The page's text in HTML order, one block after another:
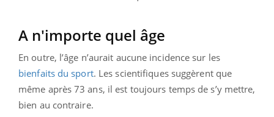
A n'importe quel âge
En outre, l’âge n’aurait aucune incidence sur les
bienfaits du sport. Les scientifiques suggèrent que
même après 73 ans, il est toujours temps de s’y mettre,
bien au contraire.